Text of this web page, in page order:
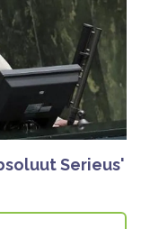
Serieus'